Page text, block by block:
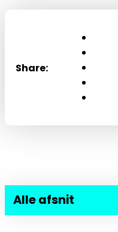
Share:
Alle afsnit